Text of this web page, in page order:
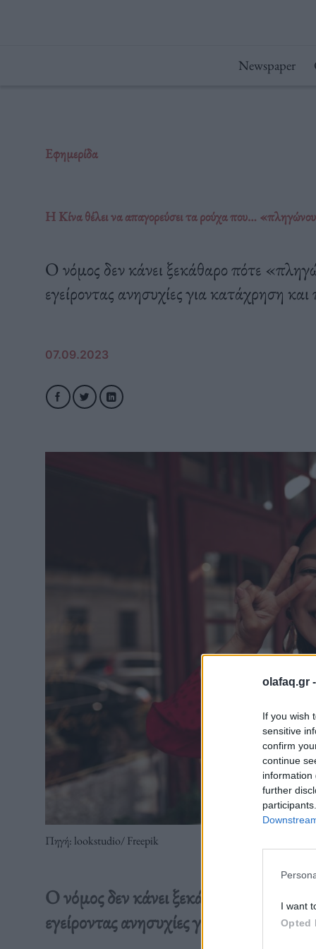
olafaq.gr -
If you wish
sensitive
confirm
continue
information
further
I want
Opted
Newspaper
Εφημερίδα
Η Κίνα θέλει να απαγορεύσει τα ρούχα που…
O νόμος δεν κάνει ξεκάθαρο πότε
εγείροντας ανησυχίες για κατάχρηση
07.09.2023
Πηγή: lookstudio/ Freepik
O νόμος δεν κάνει ξεκάθαρο πότε
εγείροντας ανησυχίες για κατάχρηση